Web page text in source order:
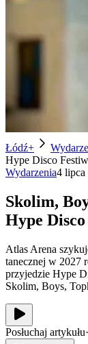
Łódź+
Hype Disco
Wydarzenia4 lipca
Skolim,
Hype
Atlas Arena
tanecznej w 2027
przyjedzie Hype
Skolim, Boys,
Posłuchaj artykułu·